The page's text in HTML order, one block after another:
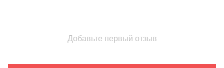
Добавьте первый отзыв